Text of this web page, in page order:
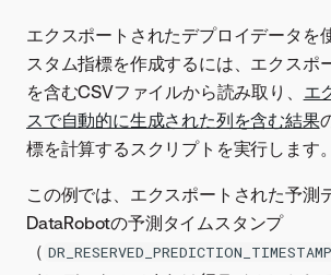
エクスポートされたデプロイデータを
スタム指標を作成するには、エクスポ
を含むCSVファイルから読み取り、 エ
スで自動的に生成された列を含む結果
標を計算するスクリプトを実行します。
この例では、エクスポートされた予測
DataRobotの予測タイムスタンプ
（ DR_RESERVED_PREDICTION_TIMESTAMP